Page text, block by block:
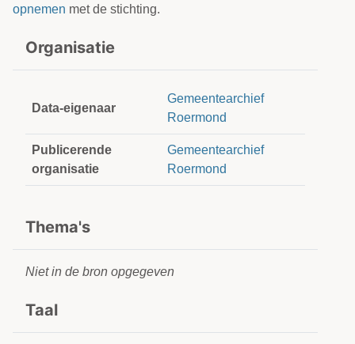
opnemen met de stichting.
Organisatie
Data-eigenaar
Gemeentearchief
Roermond
Publicerende
organisatie
Gemeentearchief
Roermond
Thema's
Niet in de bron opgegeven
Taal